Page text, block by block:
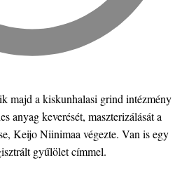
majd a kiskunhalasi grind intézmény
anyag keverését, maszterizálását a
Keijo Niinimaa végezte. Van is egy
gyűlölet címmel.